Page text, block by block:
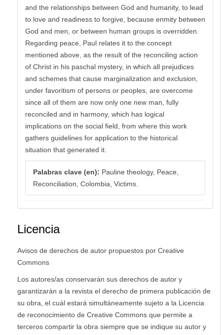
and the relationships between God and humanity, to lead
to love and readiness to forgive, because enmity between
God and men, or between human groups is overridden.
Regarding peace, Paul relates it to the concept
mentioned above, as the result of the reconciling action
of Christ in his paschal mystery, in which all prejudices
and schemes that cause marginalization and exclusion,
under favoritism of persons or peoples, are overcome
since all of them are now only one new man, fully
reconciled and in harmony, which has logical
implications on the social field, from where this work
gathers guidelines for application to the historical
situation that generated it.
Palabras clave (en): Pauline theology, Peace,
Reconciliation, Colombia, Victims.
Licencia
Avisos de derechos de autor propuestos por Creative
Commons
Los autores/as conservarán sus derechos de autor y
garantizarán a la revista el derecho de primera publicación de
su obra, el cuál estará simultáneamente sujeto a la Licencia
de reconocimiento de Creative Commons que permite a
terceros compartir la obra siempre que se indique su autor y